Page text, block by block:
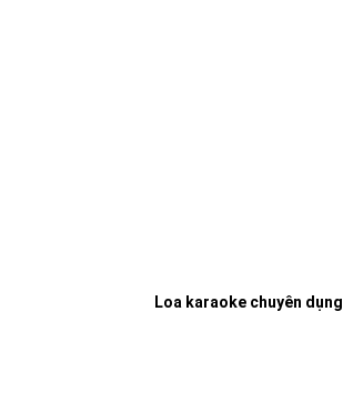
Loa karaoke chuyên dụng